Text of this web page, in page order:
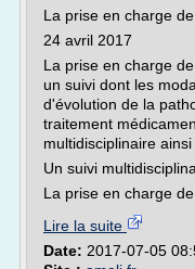
La prise en charge
24 avril 2017
La prise en charge
un suivi dont les
d'évolution de la
traitement
multidisciplinaire
Un suivi
La prise en charge de
Lire la suite
Date: 2017-07-05